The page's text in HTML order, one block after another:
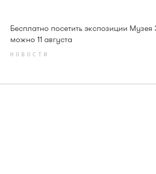
Бесплатно посетить экспозиции
можно 11 августа
НОВОСТИ